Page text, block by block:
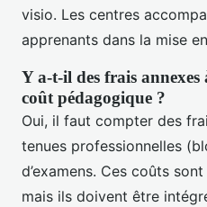
visio. Les centres
apprenants dans la mise
Y a-t-il des frais
coût pédagogique ?
Oui, il faut compter des
tenues professionnelles
d’examens. Ces coûts
mais ils doivent être